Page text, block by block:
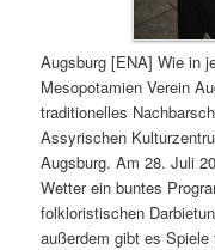
Augsburg [ENA] Wie in
Mesopotamien Verein
traditionelles
Assyrischen
Augsburg. Am 28. Juli
Wetter ein buntes
folkloristischen
außerdem gibt es